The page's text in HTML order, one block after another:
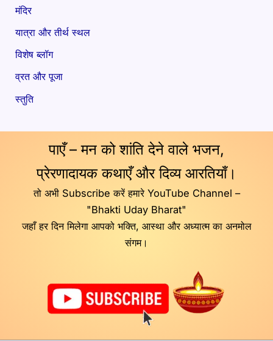
मंदिर
यात्रा और तीर्थ स्थल
विशेष ब्लॉग
व्रत और पूजा
स्तुति
पाएँ – मन को शांति देने वाले भजन,
प्रेरणादायक कथाएँ और दिव्य आरतियाँ।
तो अभी Subscribe करें हमारे YouTube Channel –
"Bhakti Uday Bharat"
जहाँ हर दिन मिलेगा आपको भक्ति, आस्था और अध्यात्म का अनमोल
संगम।